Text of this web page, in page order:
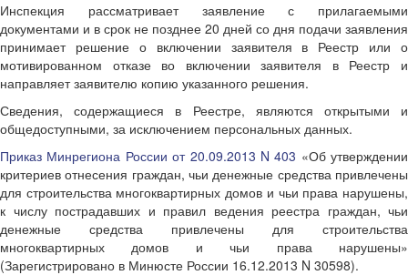
Инспекция рассматривает заявление с прилагаемыми
документами и в срок не позднее 20 дней со дня подачи заявления
принимает решение о включении заявителя в Реестр или о
мотивированном отказе во включении заявителя в Реестр и
направляет заявителю копию указанного решения.
Сведения, содержащиеся в Реестре, являются открытыми и
общедоступными, за исключением персональных данных.
Приказ Минрегиона России от 20.09.2013 N 403 «Об утверждении
критериев отнесения граждан, чьи денежные средства привлечены
для строительства многоквартирных домов и чьи права нарушены,
к числу пострадавших и правил ведения реестра граждан, чьи
денежные средства привлечены для строительства
многоквартирных домов и чьи права нарушены»
(Зарегистрировано в Минюсте России 16.12.2013 N 30598).